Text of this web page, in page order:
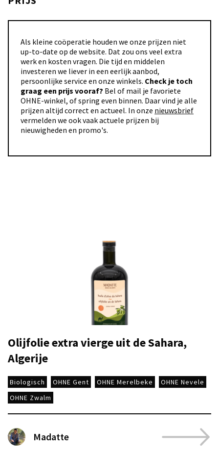
Als kleine coöperatie houden we onze prijzen niet
up-to-date op de website. Dat zou ons veel extra
werk en kosten vragen. Die tijd en middelen
investeren we liever in een eerlijk aanbod,
persoonlijke service en onze winkels. Check je toch
graag een prijs vooraf? Bel of mail je favoriete
OHNE-winkel, of spring even binnen. Daar vind je alle
prijzen altijd correct en actueel. In onze nieuwsbrief
vermelden we ook vaak actuele prijzen bij
nieuwigheden en promo's.
Olijfolie extra vierge uit de Sahara,
Algerije
Biologisch OHNE Gent OHNE Merelbeke
OHNE Nevele
OHNE Zwalm
Madatte